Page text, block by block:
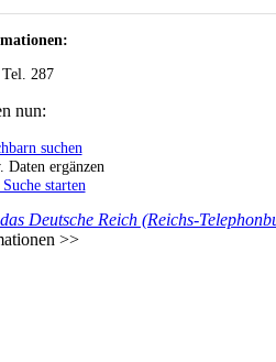
287
nun:
suchen
ergänzen
starten
Deutsche Reich (Reichs-
>>